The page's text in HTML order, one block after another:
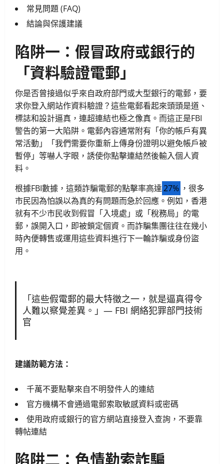
常見問題 (FAQ)
結論與保護建議
陷阱一：假冒政府或銀行的
「資料驗證電郵」
你是否曾接過似乎來自政府部門或大型銀行的電郵，要
求你登入網站作資料驗證？這些電郵看起來頭頭是道、
標誌和設計逼真，連超連結也極之像真。而這正是FBI
警告的第一大陷阱。電郵內容通常附有「你的帳戶有異
常活動」「我們需要你重新上傳身份證明以避免帳戶被
暫停」等嚇人字眼，誘使你點擊連結然後輸入個人資
料。
根據FBI數據，這類詐騙電郵的點擊率高達27% ，很多
市民因為怕誤以為真的有問題而急於回應。例如，香港
就有不少市民收到假冒「入境處」或「稅務局」的電
郵，誤開入口，即被鎖定個資。而詐騙集團往往在幾小
時內便轉售或運用這些資料進行下一輪詐騙或身份盜
用。
「這些假電郵的最大特徵之一，就是逼真得令
人難以察覺差異。」— FBI 網絡犯罪部門技術
官
建議防範方法：
千萬不要點擊來自不明發件人的連結
官方機構不會通過電郵索取敏感資料或密碼
使用政府或銀行的官方網站直接登入查詢，不要靠
轉帖連結
陷阱二：色情勒索詐騙